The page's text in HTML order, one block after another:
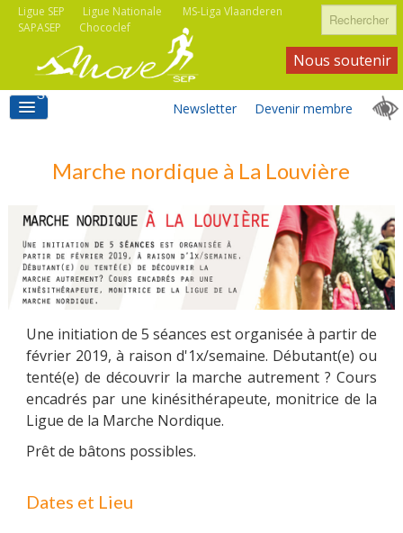
Ligue Nationale MS-Liga Vlaanderen
Ligue SEP
SAPASEP
Chococlef
Rechercher
ACTIVITÉS MOVE SEP
INFORMATIONS
Newsletter
Nous soutenir
Devenir membre
Marche nordique à La Louvière
Une initiation de 5 séances est organisée à partir de
février 2019, à raison d'1x/semaine. Débutant(e) ou
tenté(e) de découvrir la marche autrement ? Cours
encadrés par une kinésithérapeute, monitrice de la
Ligue de la Marche Nordique.
Prêt de bâtons possibles.
Dates et Lieu